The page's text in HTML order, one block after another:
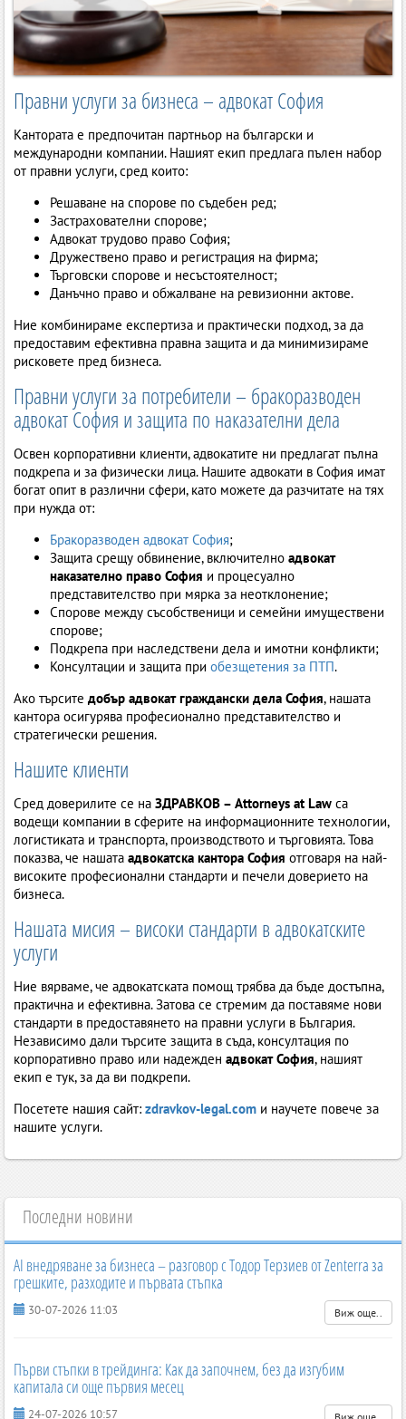
Правни услуги за бизнеса – адвокат София
Кантората е предпочитан партньор на български и
международни компании. Нашият екип предлага пълен набор
от правни услуги, сред които:
Решаване на спорове по съдебен ред;
Застрахователни спорове;
Адвокат трудово право София;
Дружествено право и регистрация на фирма;
Търговски спорове и несъстоятелност;
Данъчно право и обжалване на ревизионни актове.
Ние комбинираме експертиза и практически подход, за да
предоставим ефективна правна защита и да минимизираме
рисковете пред бизнеса.
Правни услуги за потребители – бракоразводен
адвокат София и защита по наказателни дела
Освен корпоративни клиенти, адвокатите ни предлагат пълна
подкрепа и за физически лица. Нашите адвокати в София имат
богат опит в различни сфери, като можете да разчитате на тях
при нужда от:
Бракоразводен адвокат София;
Защита срещу обвинение, включително адвокат
наказателно право София и процесуално
представителство при мярка за неотклонение;
Спорове между съсобственици и семейни имуществени
спорове;
Подкрепа при наследствени дела и имотни конфликти;
Консултации и защита при обезщетения за ПТП.
Ако търсите добър адвокат граждански дела София, нашата
кантора осигурява професионално представителство и
стратегически решения.
Нашите клиенти
Сред доверилите се на ЗДРАВКОВ – Attorneys at Law са
водещи компании в сферите на информационните технологии,
логистиката и транспорта, производството и търговията. Това
показва, че нашата адвокатска кантора София отговаря на най-
високите професионални стандарти и печели доверието на
бизнеса.
Нашата мисия – високи стандарти в адвокатските
услуги
Ние вярваме, че адвокатската помощ трябва да бъде достъпна,
практична и ефективна. Затова се стремим да поставяме нови
стандарти в предоставянето на правни услуги в България.
Независимо дали търсите защита в съда, консултация по
корпоративно право или надежден адвокат София, нашият
екип е тук, за да ви подкрепи.
Посетете нашия сайт: zdravkov-legal.com и научете повече за
нашите услуги.
Последни новини
AI внедряване за бизнеса – разговор с Тодор Терзиев от Zenterra за
грешките, разходите и първата стъпка
30-07-2026 11:03 Виж още..
Първи стъпки в трейдинга: Как да започнем, без да изгубим
капитала си още първия месец
24-07-2026 10:57